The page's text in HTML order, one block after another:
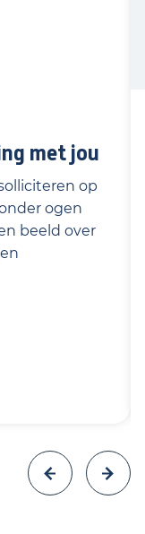
van
met jou
op
ogen
beeld over